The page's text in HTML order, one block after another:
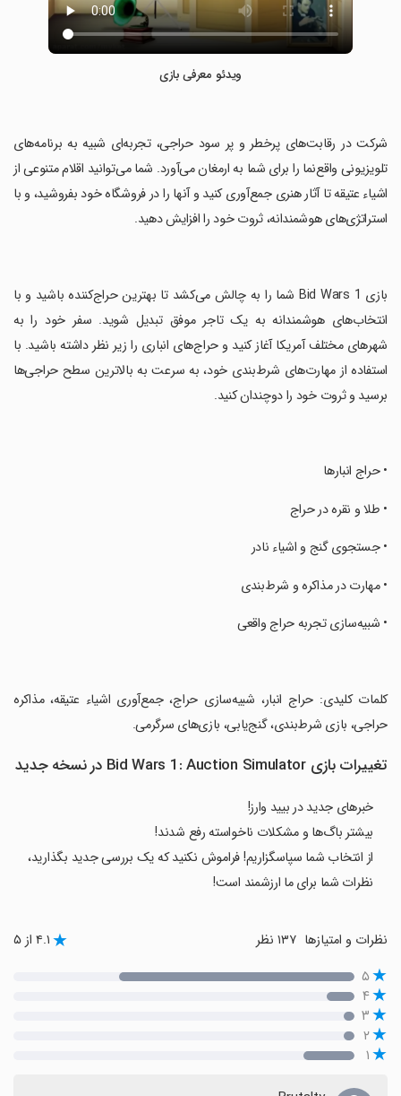
ویدئو معرفی بازی
‏شرکت در رقابت‌های پرخطر و پر سود حراجی، تجربه‌ای شبیه به برنامه‌های
تلویزیونی واقع‌نما را برای شما به ارمغان می‌آورد. شما می‌توانید اقلام متنوعی از
اشیاء عتیقه تا آثار هنری جمع‌آوری کنید و آنها را در فروشگاه خود بفروشید، و با
استراتژی‌های هوشمندانه، ثروت خود را افزایش دهید.
‏بازی Bid Wars 1 شما را به چالش می‌کشد تا بهترین حراج‌کننده باشید و با
انتخاب‌های هوشمندانه به یک تاجر موفق تبدیل شوید. سفر خود را به
شهرهای مختلف آمریکا آغاز کنید و حراج‌های انباری را زیر نظر داشته باشید. با
استفاده از مهارت‌های شرط‌بندی خود، به سرعت به بالاترین سطح حراجی‌ها
برسید و ثروت خود را دوچندان کنید.
‏• حراج انبارها
‏• طلا و نقره در حراج
‏• جستجوی گنج و اشیاء نادر
‏• مهارت در مذاکره و شرط‌بندی
‏• شبیه‌سازی تجربه حراج واقعی
‏کلمات کلیدی: حراج انبار، شبیه‌سازی حراج، جمع‌آوری اشیاء عتیقه، مذاکره
حراجی، بازی شرط‌بندی، گنج‌یابی، بازی‌های سرگرمی.
تغییرات بازی Bid Wars 1: Auction Simulator در نسخه جدید
خبرهای جدید در بیید وارز!
بیشتر باگ‌ها و مشکلات ناخواسته رفع شدند!
از انتخاب شما سپاسگزاریم! فراموش نکنید که یک بررسی جدید بگذارید،
نظرات شما برای ما ارزشمند است!
نظرات و امتیازها ۴.۱ از ۵
۵
۴
۳
۲
۱